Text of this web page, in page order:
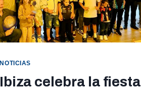
MAYO
EN
EL
CIRCUITO
NOTICIAS
Ibiza celebra la fiesta